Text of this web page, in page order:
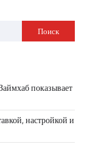
Поиск
показывает
настройкой и